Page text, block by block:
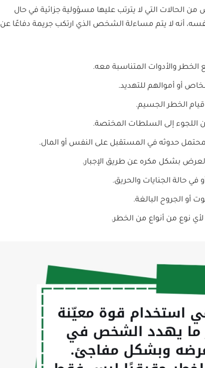
من الحالات التي لا يترتب عليها مسؤولية جزائية في حال
أنه لا يتم مساءلة الشخص الذي ارتكب جريمة دفاعًا عن
والأدوات المتناسبة معه.
أو أموالهم للتهديد.
الخطر الجسيم.
اللجوء إلى السلطات المختصة.
حدوثه في المستقبل على النفس أو المال.
بشكل مكره عن طريق الإجبار.
حالة الجنايات والحريق.
أو الجروح البالغة.
نوع من أنواع من الخطر.